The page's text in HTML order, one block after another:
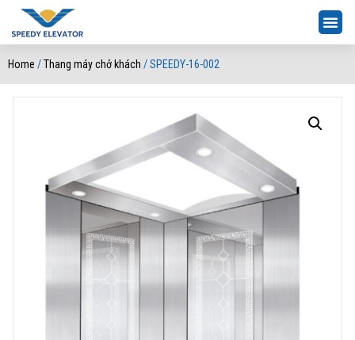
Home /Thang máy chở khách / SPEEDY-16-002